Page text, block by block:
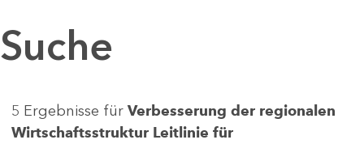
Suche
5 Ergebnisse für Verbesserung der regionalen
Wirtschaftsstruktur Leitlinie für